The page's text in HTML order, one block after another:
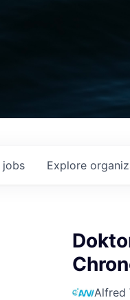
jobs Explore
Alfred